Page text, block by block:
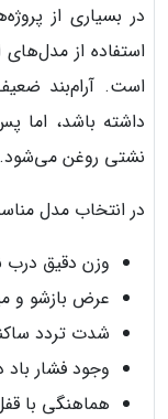
در بسیاری از
استفاده از
است. آرام‌بند
داشته باشد، اما
نشتی روغن می‌شود.
در انتخاب مدل
وزن دقیق درب
عرض بازشو و
شدت تردد
وجود فشار باد
هماهنگی با